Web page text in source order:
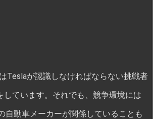
Teslaが認識しなければならない挑戦者
しています。それでも、競争環境には
自動車メーカーが関係していることも